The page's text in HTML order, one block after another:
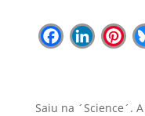
Saiu na ´Science´.